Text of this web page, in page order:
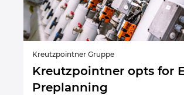
Kreutzpointner Gruppe
Kreutzpointner opts for
Preplanning